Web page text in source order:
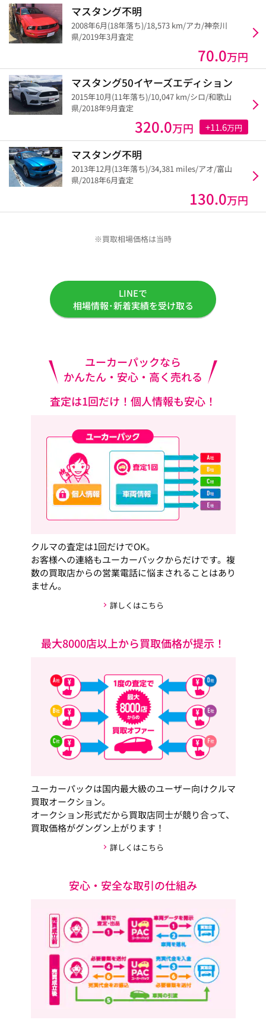
マスタング不明
2008年6月(18年落ち)/18,573 km/アカ/神奈川
県/2019年3月査定
70.0万円
マスタング50イヤーズエディション
2015年10月(11年落ち)/10,047 km/シロ/和歌山
県/2018年9月査定
320.0万円 +11.6万円
マスタング不明
2013年12月(13年落ち)/34,381 miles/アオ/富山
県/2018年6月査定
130.0万円
※買取相場価格は当時
LINEで
相場情報･新着実績を受け取る
ユーカーパックなら
かんたん・安心・高く売れる
査定は1回だけ！個人情報も安心！
クルマの査定は1回だけでOK。
お客様への連絡もユーカーパックからだけです。複
数の買取店からの営業電話に悩まされることはあり
ません。
詳しくはこちら
最大8000店以上から買取価格が提示！
ユーカーパックは国内最大級のユーザー向けクルマ
買取オークション。
オークション形式だから買取店同士が競り合って、
買取価格がグングン上がります！
詳しくはこちら
安心・安全な取引の仕組み